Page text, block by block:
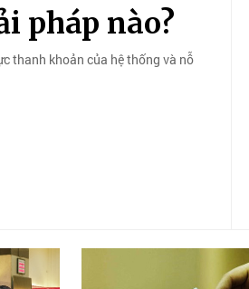
pháp nào?
thanh khoản của hệ thống và nỗ